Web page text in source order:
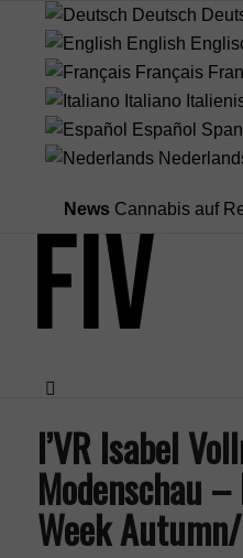
Deutsch
English
Français
Italiano
Español
Cannabis auf
Menü
I’VR Isabel
Modenschau
Week